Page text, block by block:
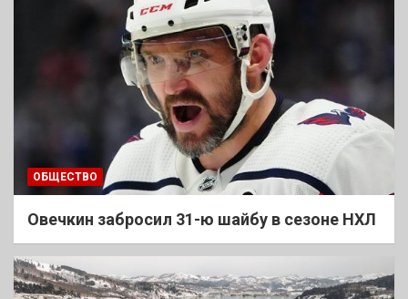
ОБЩЕСТВО
Овечкин забросил 31-ю шайбу в сезоне НХЛ